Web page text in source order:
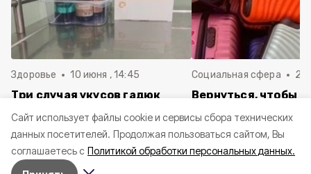
Cайт использует файлы cookie и сервисы сбора технических
данных посетителей. Продолжая пользоваться сайтом, Вы
соглашаетесь с Политикой обработки персональных данных.
Здоровье 10 июня , 14:45
Три случая укусов гадюк
Белгородской области с
начала года
Социальная сфера 20
Вернуться, чтобы
в Белгородскую
пять лет